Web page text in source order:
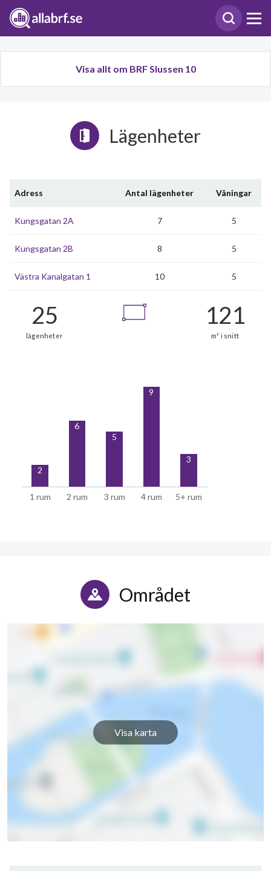
Visa allt om BRF Slussen 10
Lägenheter
Adress Antal lägenheter Våningar
Kungsgatan 2A 7 5
Kungsgatan 2B 8 5
Västra Kanalgatan 1 10 5
lägenheter
1 rum 2 rum 3 rum 4 rum 5+ rum
2
6
5
9
3
Området
Visa karta